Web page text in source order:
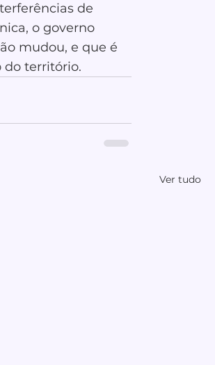
de
o governo
mudou, e que é
do território.
Ver tudo